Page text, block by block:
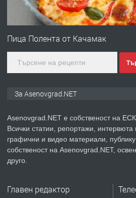
ПРЕДЛАГА
ПРЕДЛАГА
Давам
Пица Полента от Качамак
За Asenovgrad.NET
Asenovgrad.NET е собственост на
Всички статии, репортажи, интервюта
графични и видео материали,
собственост на Asenovgrad.NET,
друго.
Главен редактор